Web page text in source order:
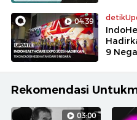
04:39
9
Rekomendasi
03:00